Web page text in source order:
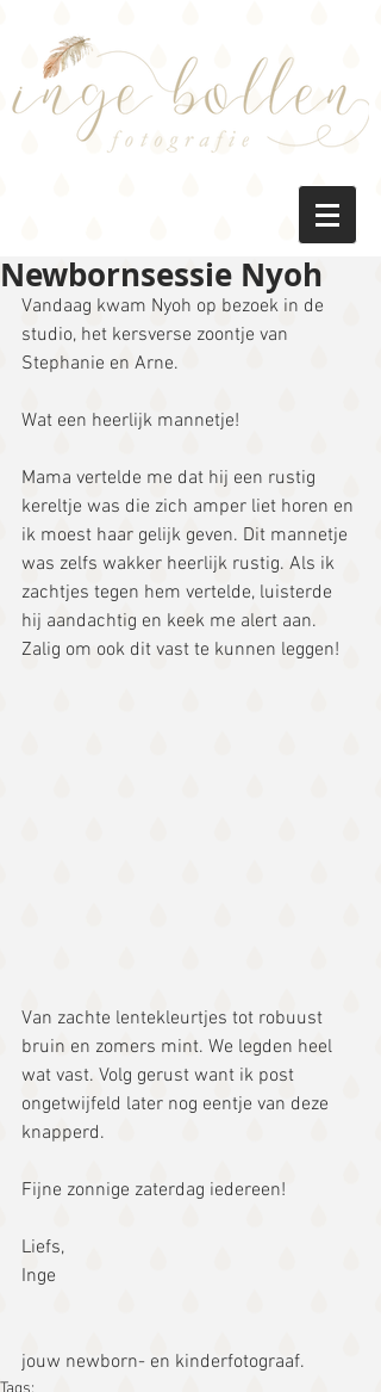
Newbornsessie Nyoh
Vandaag kwam Nyoh op bezoek in de
studio, het kersverse zoontje van
Stephanie en Arne.
Wat een heerlijk mannetje!
Mama vertelde me dat hij een rustig
kereltje was die zich amper liet horen en
ik moest haar gelijk geven. Dit mannetje
was zelfs wakker heerlijk rustig. Als ik
zachtjes tegen hem vertelde, luisterde
hij aandachtig en keek me alert aan.
Zalig om ook dit vast te kunnen leggen!
Van zachte lentekleurtjes tot robuust
bruin en zomers mint. We legden heel
wat vast. Volg gerust want ik post
ongetwijfeld later nog eentje van deze
knapperd.
Fijne zonnige zaterdag iedereen!
Liefs,
Inge
jouw newborn- en kinderfotograaf.